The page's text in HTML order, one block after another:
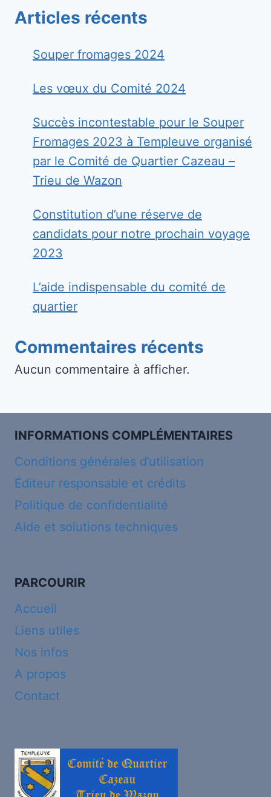
Articles récents
Souper fromages 2024
Les vœux du Comité 2024
Succès incontestable pour le Souper
Fromages 2023 à Templeuve organisé
par le Comité de Quartier Cazeau –
Trieu de Wazon
Constitution d’une réserve de
candidats pour notre prochain voyage
2023
L’aide indispensable du comité de
quartier
Commentaires récents
Aucun commentaire à afficher.
INFORMATIONS COMPLÉMENTAIRES
Conditions générales d’utilisation
Éditeur responsable et crédits
Politique de confidentialité
Aide et solutions techniques
PARCOURIR
Accueil
Liens utiles
Nos infos
A propos
Contact